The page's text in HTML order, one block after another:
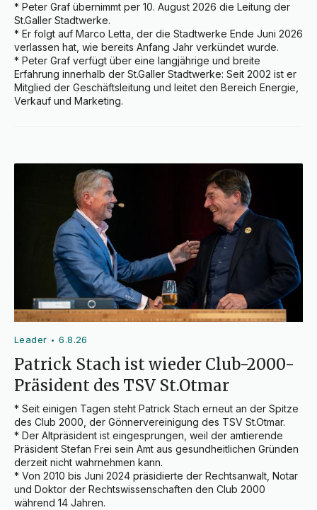
* Peter Graf übernimmt per 10. August 2026 die Leitung der
St.Galler Stadtwerke.
* Er folgt auf Marco Letta, der die Stadtwerke Ende Juni 2026
verlassen hat, wie bereits Anfang Jahr verkündet wurde.
* Peter Graf verfügt über eine langjährige und breite
Erfahrung innerhalb der St.Galler Stadtwerke: Seit 2002 ist er
Mitglied der Geschäftsleitung und leitet den Bereich Energie,
Verkauf und Marketing.
Leader •6.8.26
Patrick Stach ist wieder Club-2000-
Präsident des TSV St.Otmar
* Seit einigen Tagen steht Patrick Stach erneut an der Spitze
des Club 2000, der Gönnervereinigung des TSV St.Otmar.
* Der Altpräsident ist eingesprungen, weil der amtierende
Präsident Stefan Frei sein Amt aus gesundheitlichen Gründen
derzeit nicht wahrnehmen kann.
* Von 2010 bis Juni 2024 präsidierte der Rechtsanwalt, Notar
und Doktor der Rechtswissenschaften den Club 2000
während 14 Jahren.